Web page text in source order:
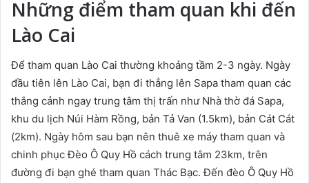
Những điểm tham quan khi đến
Lào Cai
Để tham quan Lào Cai thường khoảng tầm 2-3 ngày. Ngày
đầu tiên lên Lào Cai, bạn đi thẳng lên Sapa tham quan các
thắng cảnh ngay trung tâm thị trấn như Nhà thờ đá Sapa,
khu du lịch Núi Hàm Rồng, bản Tả Van (1.5km), bản Cát Cát
(2km). Ngày hôm sau bạn nên thuê xe máy tham quan và
chinh phục Đèo Ô Quy Hồ cách trung tâm 23km, trên
đường đi bạn ghé tham quan Thác Bạc. Đến đèo Ô Quy Hồ